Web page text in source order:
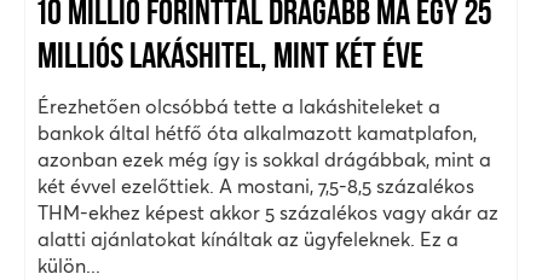
10 MILLIÓ FORINTTAL DRÁGÁBB MA EGY 25
MILLIÓS LAKÁSHITEL, MINT KÉT ÉVE
Érezhetően olcsóbbá tette a lakáshiteleket a
bankok által hétfő óta alkalmazott kamatplafon,
azonban ezek még így is sokkal drágábbak, mint a
két évvel ezelőttiek. A mostani, 7,5-8,5 százalékos
THM-ekhez képest akkor 5 százalékos vagy akár az
alatti ajánlatokat kínáltak az ügyfeleknek. Ez a
külön...